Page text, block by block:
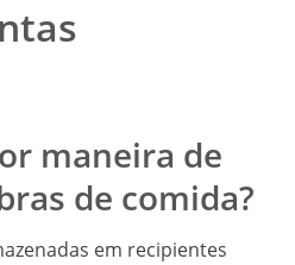
maneira de
de comida?
em recipientes